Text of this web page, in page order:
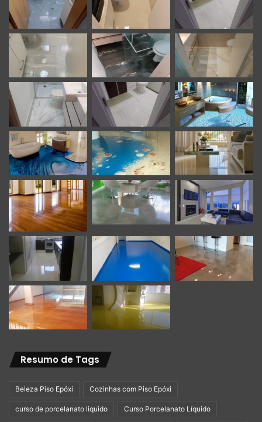
Resumo de Tags
Beleza Piso Epóxi Cozinhas com Piso Epóxi
curso de porcelanato liquido Curso Porcelanato Líquido